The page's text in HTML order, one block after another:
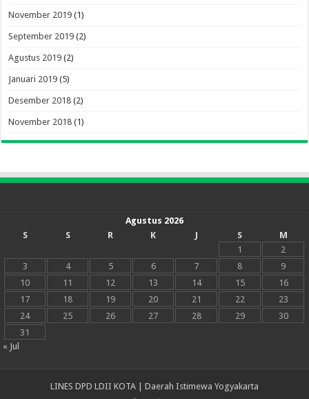
November 2019 (1)
September 2019 (2)
Agustus 2019 (2)
Januari 2019 (5)
Desember 2018 (2)
November 2018 (1)
Agustus 2026
S
S R K J S
M
1
2
3
4 5 6 7 8
9
10
11 12 13 14 15
16
17
18 19 20 21 22
23
24
25 26 27 28 29
30
31
« Jul
LINES DPD LDII KOTA | Daerah Istimewa Yogyakarta